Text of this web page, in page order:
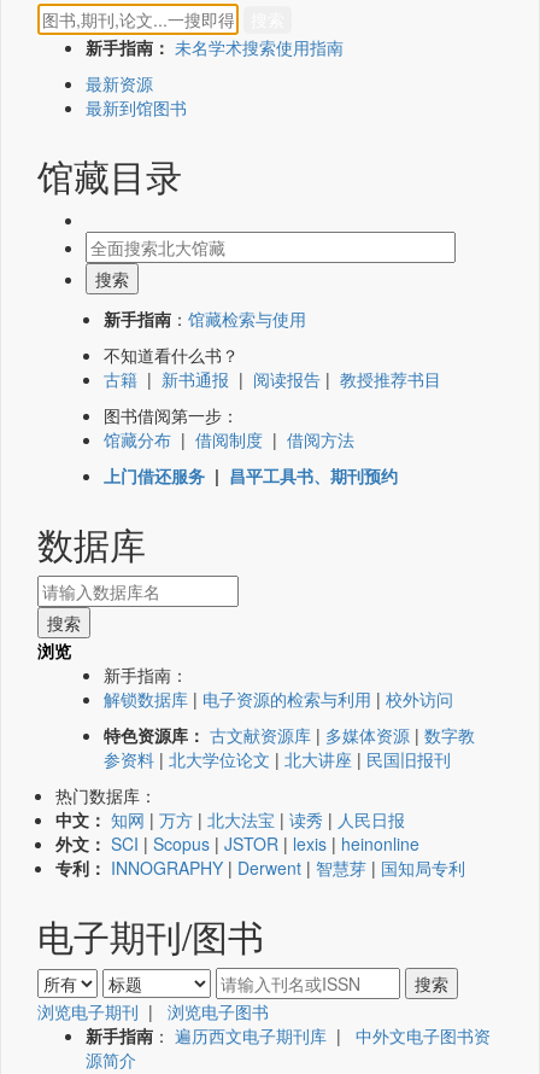
新手指南： 未名学术搜索使用指南
最新资源
最新到馆图书
馆藏目录
新手指南 ： 馆藏检索与使用
不知道看什么书？
古籍 | 新书通报 | 阅读报告 | 教授推荐书目
图书借阅第一步：
馆藏分布 | 借阅制度 | 借阅方法
上门借还服务 | 昌平工具书、期刊预约
数据库
浏览
新手指南：
解锁数据库 | 电子资源的检索与利用 | 校外访问
特色资源库： 古文献资源库 | 多媒体资源 | 数字教
参资料 | 北大学位论文 | 北大讲座 | 民国旧报刊
热门数据库：
中文： 知网 | 万方 | 北大法宝 | 读秀 | 人民日报
外文： SCI | Scopus | JSTOR | lexis | heinonline
专利： INNOGRAPHY | Derwent | 智慧芽 | 国知局专利
电子期刊/图书
浏览电子期刊 | 浏览电子图书
新手指南 ： 遍历西文电子期刊库 | 中外文电子图书资
源简介